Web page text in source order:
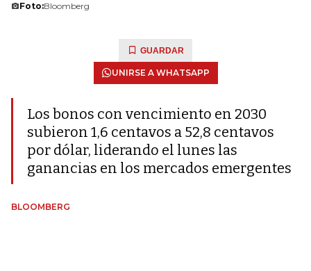
Foto:Bloomberg
GUARDAR
UNIRSE A WHATSAPP
Los bonos con vencimiento en 2030
subieron 1,6 centavos a 52,8 centavos
por dólar, liderando el lunes las
ganancias en los mercados emergentes
BLOOMBERG